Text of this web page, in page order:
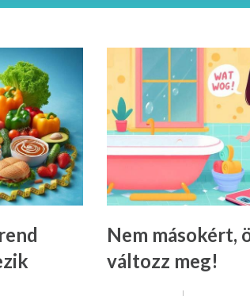
Nem másokért,
változz meg!